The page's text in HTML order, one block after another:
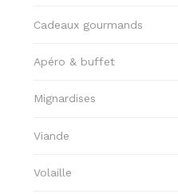
Cadeaux gourmands
Apéro & buffet
Mignardises
Viande
Volaille